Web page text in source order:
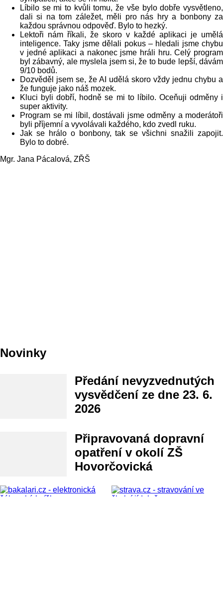
Líbilo se mi to kvůli tomu, že vše bylo dobře vysvětleno,
dali si na tom záležet, měli pro nás hry a bonbony za
každou správnou odpověď. Bylo to hezký.
Lektoři nám říkali, že skoro v každé aplikaci je umělá
inteligence. Taky jsme dělali pokus – hledali jsme chybu
v jedné aplikaci a nakonec jsme hráli hru. Celý program
byl zábavný, ale myslela jsem si, že to bude lepší, dávám
9/10 bodů.
Dozvěděl jsem se, že AI udělá skoro vždy jednu chybu a
že funguje jako náš mozek.
Kluci byli dobří, hodně se mi to líbilo. Oceňuji odměny i
super aktivity.
Program se mi líbil, dostávali jsme odměny a moderátoři
byli příjemní a vyvolávali každého, kdo zvedl ruku.
Jak se hrálo o bonbony, tak se všichni snažili zapojit.
Bylo to dobré.
Mgr. Jana Pácalová, ZŘŠ
Novinky
Předání nevyzvednutých
vysvědčení ze dne 23. 6.
2026
Připravovaná dopravní
opatření v okolí ZŠ
Hovorčovická